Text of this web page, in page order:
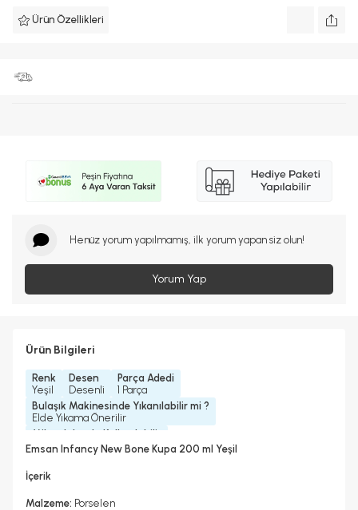
Ürün Özellikleri
Henüz yorum yapılmamış, ilk yorum yapan siz olun!
Yorum Yap
Ürün Bilgileri
Renk
Yeşil
Desen
Desenli
Parça Adedi
1 Parça
Bulaşık Makinesinde Yıkanılabilir mi ?
Elde Yıkama Önerilir
Mikrodalgada Kullanılabilir
Hayır
Emsan Infancy New Bone Kupa 200 ml Yeşil
İçerik
Malzeme: Porselen